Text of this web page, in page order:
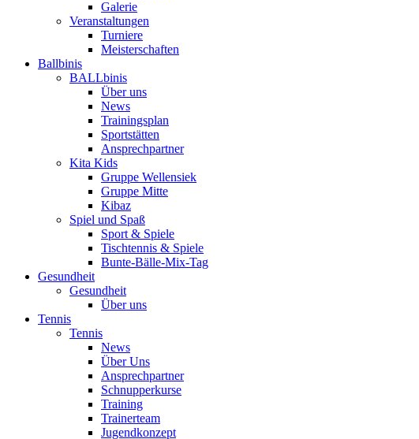
Galerie
Veranstaltungen
Turniere
Meisterschaften
Ballbinis
BALLbinis
Über uns
News
Trainingsplan
Sportstätten
Ansprechpartner
Kita Kids
Gruppe Wellensiek
Gruppe Mitte
Kibaz
Spiel und Spaß
Sport & Spiele
Tischtennis & Spiele
Bunte-Bälle-Mix-Tag
Gesundheit
Gesundheit
Über uns
Tennis
Tennis
News
Über Uns
Ansprechpartner
Schnupperkurse
Training
Trainerteam
Jugendkonzept